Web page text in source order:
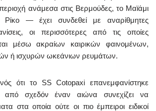
ανάμεσα στις Βερμούδες, το Μαϊάμι
— έχει συνδεθεί με αναρίθμητες
οι περισσότερες από τις οποίες
μέσω ακραίων καιρικών φαινομένων,
ή ισχυρών ωκεάνιων ρευμάτων.
ότι το SS Cotopaxi επανεμφανίστηκε
από σχεδόν έναν αιώνα συνεχίζει να
στα οποία ούτε οι πιο έμπειροι ειδικοί